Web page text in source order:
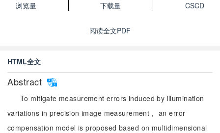
浏览量
下载量
CSCD
阅读全文PDF
HTML全文
Abstract
To mitigate measurement errors induced by illumination
variations in precision image measurement， an error
compensation model is proposed based on multidimensional